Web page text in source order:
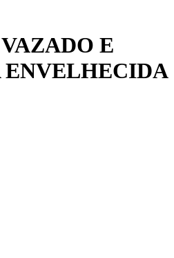
E
ENVELHECIDA